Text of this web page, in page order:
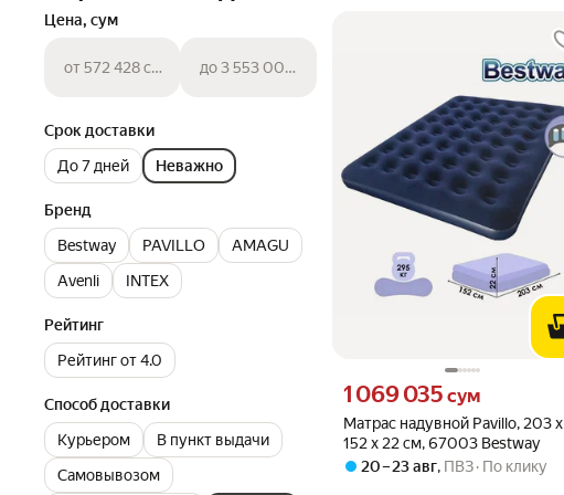
Цена, сум
от 572 428 сум до 3 553 005 сум
Срок доставки
До 7 дней
Неважно
Бренд
Bestway
PAVILLO
AMAGU
Avenli
INTEX
Рейтинг
Рейтинг от 4.0
Способ доставки
Курьером
В пункт выдачи
Самовывозом
Матрас надувной Pavillo, 203 x
152 x 22 см, 67003 Bestway
Цена 1069035 сум вместо
1 069 035 сум
20 – 23 авг, ПВЗ По клику